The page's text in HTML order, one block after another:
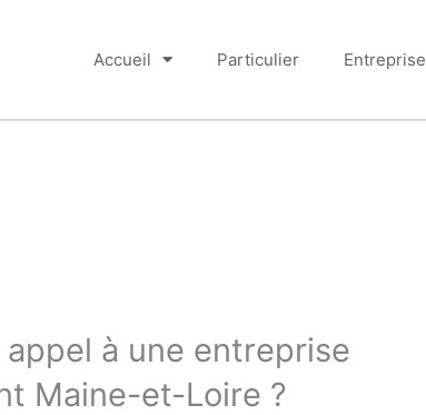
Accueil Particulier Entreprise
à une entreprise
Maine-et-Loire ?